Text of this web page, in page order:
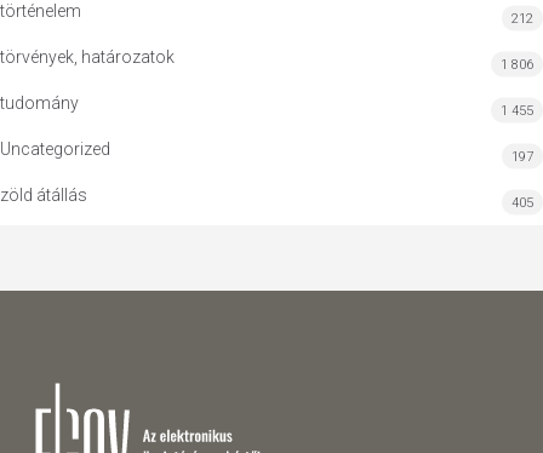
történelem 212
törvények, határozatok 1 806
tudomány 1 455
Uncategorized 197
zöld átállás 405